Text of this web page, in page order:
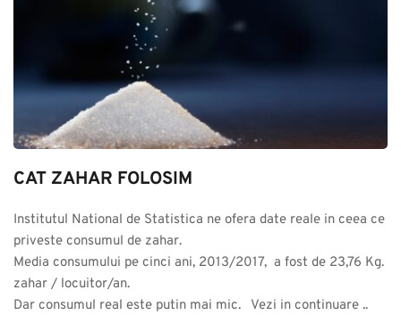
CAT ZAHAR FOLOSIM
Institutul National de Statistica ne ofera date reale in ceea ce
priveste consumul de zahar.
Media consumului pe cinci ani, 2013/2017,  a fost de 23,76 Kg.
zahar / locuitor/an.
Dar consumul real este putin mai mic.   Vezi in continuare ..